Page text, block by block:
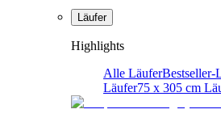
Läufer
Highlights
Alle LäuferBestseller-
Läufer75 x 305 cm